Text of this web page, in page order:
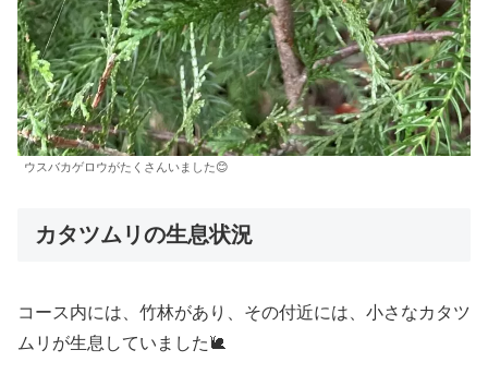
ウスバカゲロウがたくさんいました😊
カタツムリの生息状況
コース内には、竹林があり、その付近には、小さなカタツ
ムリが生息していました🐌